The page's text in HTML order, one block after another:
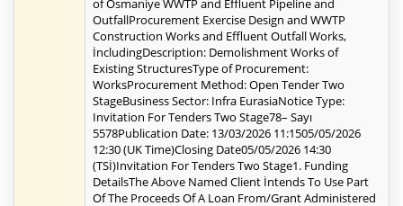
of Osmaniye WWTP and Effluent Pipeline and
OutfallProcurement Exercise Design and WWTP
Construction Works and Effluent Outfall Works,
İncludingDescription: Demolishment Works of
Existing StructuresType of Procurement:
WorksProcurement Method: Open Tender Two
StageBusiness Sector: Infra EurasiaNotice Type:
Invitation For Tenders Two Stage78– Sayı
5578Publication Date: 13/03/2026 11:1505/05/2026
12:30 (UK Time)Closing Date05/05/2026 14:30
(TSİ)Invitation For Tenders Two Stage1. Funding
DetailsThe Above Named Client İntends To Use Part
Of The Proceeds Of A Loan From/Grant Administered